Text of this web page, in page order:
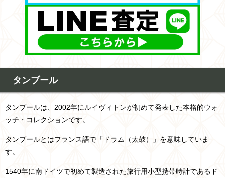
タンブール
タンブールは、2002年にルイヴィトンが初めて発表した本格的ウォ
ッチ・コレクションです。
タンブールとはフランス語で「ドラム（太鼓）」を意味していま
す。
1540年に南ドイツで初めて製造された旅行用小型携帯時計であるド